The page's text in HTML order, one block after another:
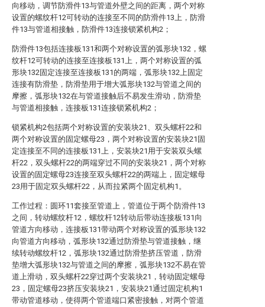
向移动，调节防滑件13与管道外壁之间的距离，两个对称
设置的螺纹杆12可转动的连接至不同的防滑件13上，防滑
件13与管道相接触，防滑件13连接锁紧机构2；
防滑件13包括连接板131和两个对称设置的弧形块132，螺
纹杆12可转动的连接至连接板131上，两个对称设置的弧
形块132固定连接至连接板131的两端，弧形块132上固定
连接有防滑垫，防滑垫用于增大弧形块132与管道之间的
摩擦，弧形块132在与管道接触后不易发生滑动，防滑垫
与管道相接触，连接板131连接锁紧机构2；
锁紧机构2包括两个对称设置的安装块21、双头螺杆22和
两个对称设置的固定螺母23，两个对称设置的安装块21固
定连接至不同的连接板131上，安装块21用于安装双头螺
杆22，双头螺杆22的两端穿过不同的安装块21，两个对称
设置的固定螺母23连接至双头螺杆22的两端上，固定螺母
23用于固定双头螺杆22，从而拉紧两个固定机构1。
工作过程：圆环11套接至管道上，管道位于两个防滑件13
之间，转动螺纹杆12，螺纹杆12转动后带动连接板131向
管道方向移动，连接板131带动两个对称设置的弧形块132
向管道方向移动，弧形块132通过防滑垫与管道接触，继
续转动螺纹杆12，弧形块132通过防滑垫挤压管道，防滑
垫增大弧形块132与管道之间的摩擦，弧形块132不易在管
道上滑动，双头螺杆22穿过两个安装块21，转动固定螺母
23，固定螺母23挤压安装块21，安装块21通过固定机构1
带动管道移动，使得两个管道端口紧密接触，对两个管道